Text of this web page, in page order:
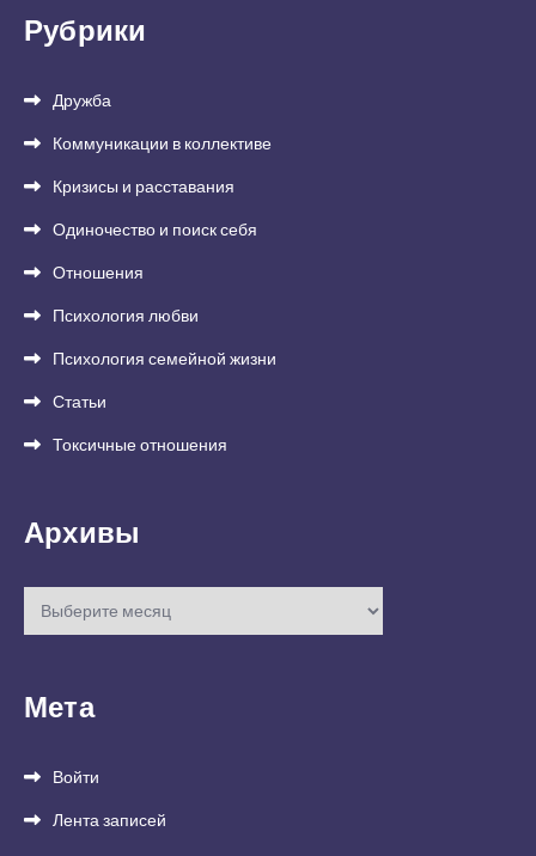
Рубрики
Дружба
Коммуникации в коллективе
Кризисы и расставания
Одиночество и поиск себя
Отношения
Психология любви
Психология семейной жизни
Статьи
Токсичные отношения
Архивы
Архивы
Мета
Войти
Лента записей